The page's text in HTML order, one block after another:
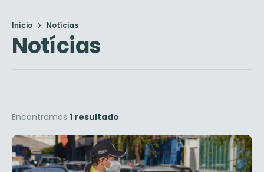
Início Notícias
Notícias
Encontramos 1 resultado